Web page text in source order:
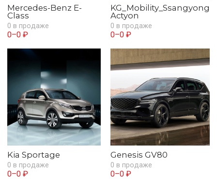
Mercedes-Benz E-
Class
0 в продаже
0–0 ₽
KG_Mobility_Ssangyong
Actyon
0 в продаже
0–0 ₽
Kia Sportage
0 в продаже
0–0 ₽
Genesis GV80
0 в продаже
0–0 ₽